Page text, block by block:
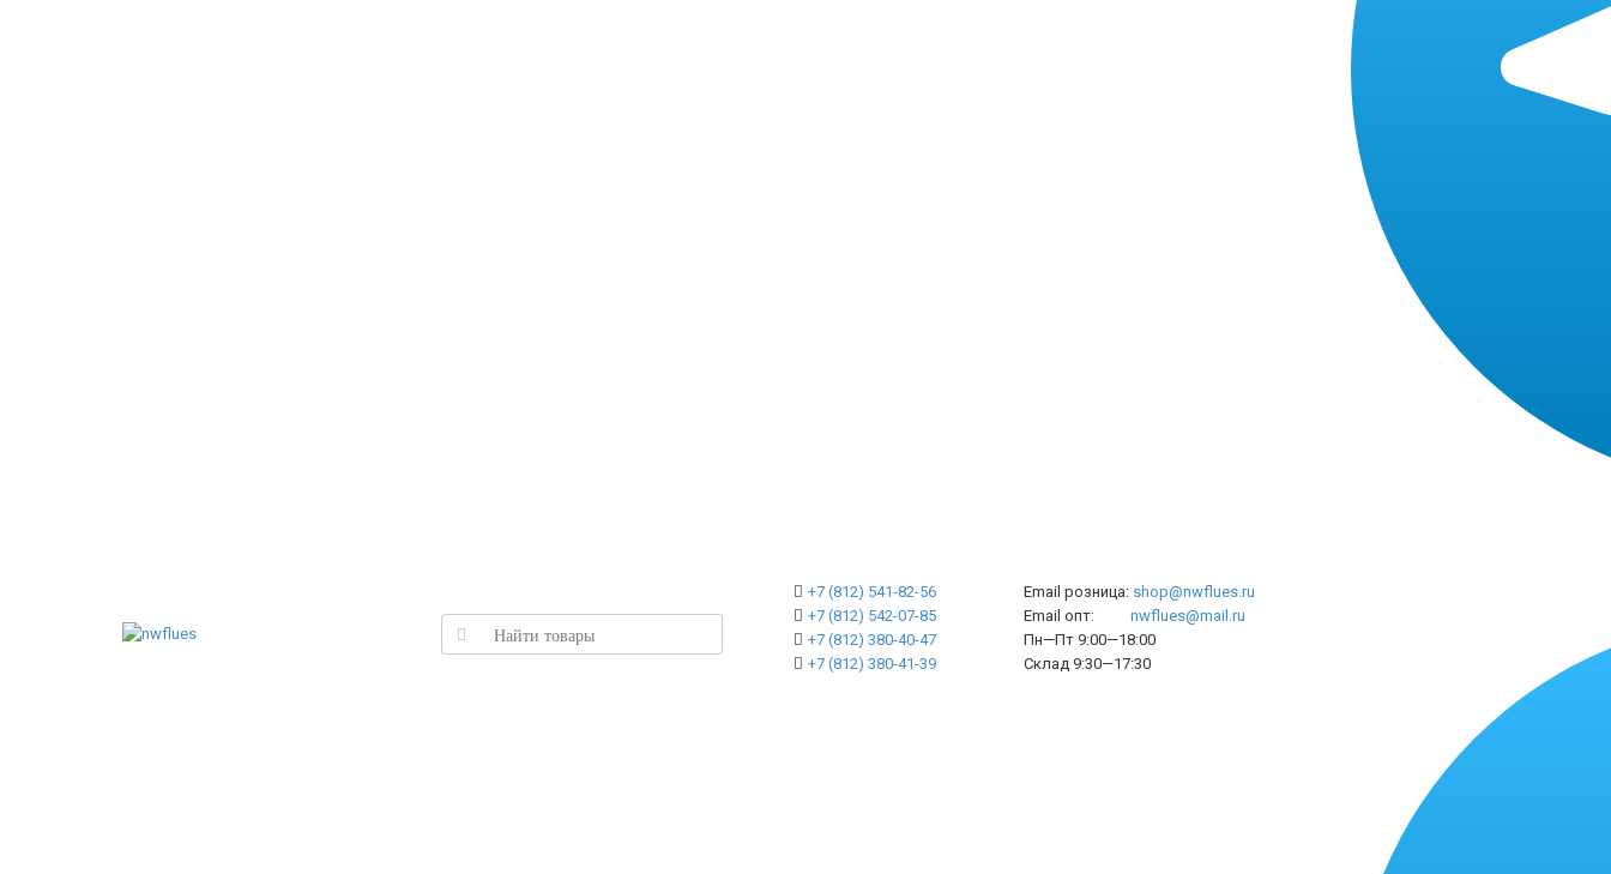
+7 (812) 541-82-56
+7 (812) 542-07-85
+7 (812) 380-40-47
+7 (812) 380-41-39
Email розница: shop@nwflues.ru
Email опт: nwflues@mail.ru
Пн—Пт 9:00—18:00
Склад 9:30—17:30